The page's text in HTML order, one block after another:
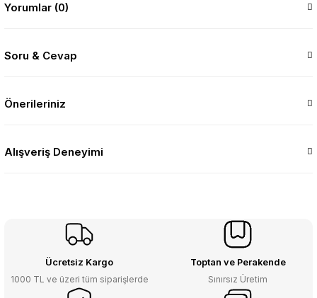
Yorumlar (0)
Soru & Cevap
Önerileriniz
Alışveriş Deneyimi
Ücretsiz Kargo
1000 TL ve üzeri tüm siparişlerde
Toptan ve Perakende
Sınırsız Üretim